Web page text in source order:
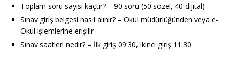
Toplam soru sayısı kaçtır? – 90 soru (50 sözel, 40 dijital)
Sınav giriş belgesi nasıl alınır? – Okul müdürlüğünden veya e-
Okul işlemlerine erişilir
Sınav saatleri nedir? – İlk giriş 09:30, ikinci giriş 11:30